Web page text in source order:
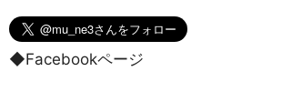
◆Facebookページ